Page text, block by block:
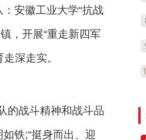
安徽工业大学“抗战
，开展“重走新四军
深走实。
的战斗精神和战斗品
铁;“挺身而出、迎